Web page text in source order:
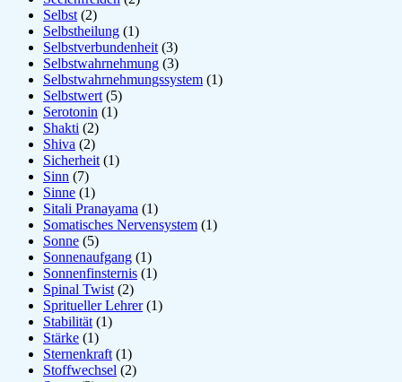
Selbst (2)
Selbstheilung (1)
Selbstverbundenheit (3)
Selbstwahrnehmung (3)
Selbstwahrnehmungssystem (1)
Selbstwert (5)
Serotonin (1)
Shakti (2)
Shiva (2)
Sicherheit (1)
Sinn (7)
Sinne (1)
Sitali Pranayama (1)
Somatisches Nervensystem (1)
Sonne (5)
Sonnenaufgang (1)
Sonnenfinsternis (1)
Spinal Twist (2)
Spritueller Lehrer(1)
Stabilität (1)
Stärke (1)
Sternenkraft (1)
Stoffwechsel (2)